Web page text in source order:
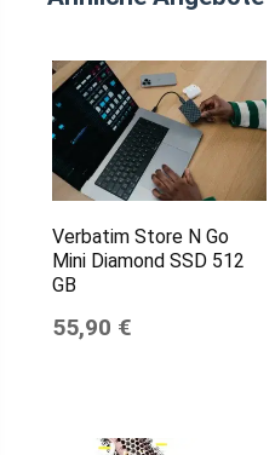
Verbatim Store N Go
Mini Diamond SSD 512
GB
55,90 €